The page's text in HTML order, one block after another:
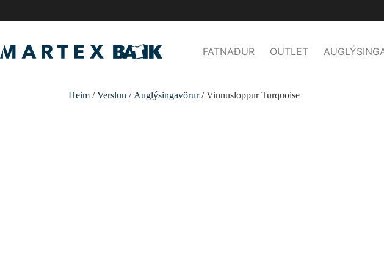
FATNAÐUR OUTLET
Heim /Verslun / Auglýsingavörur/ Vinnusloppur Turquoise